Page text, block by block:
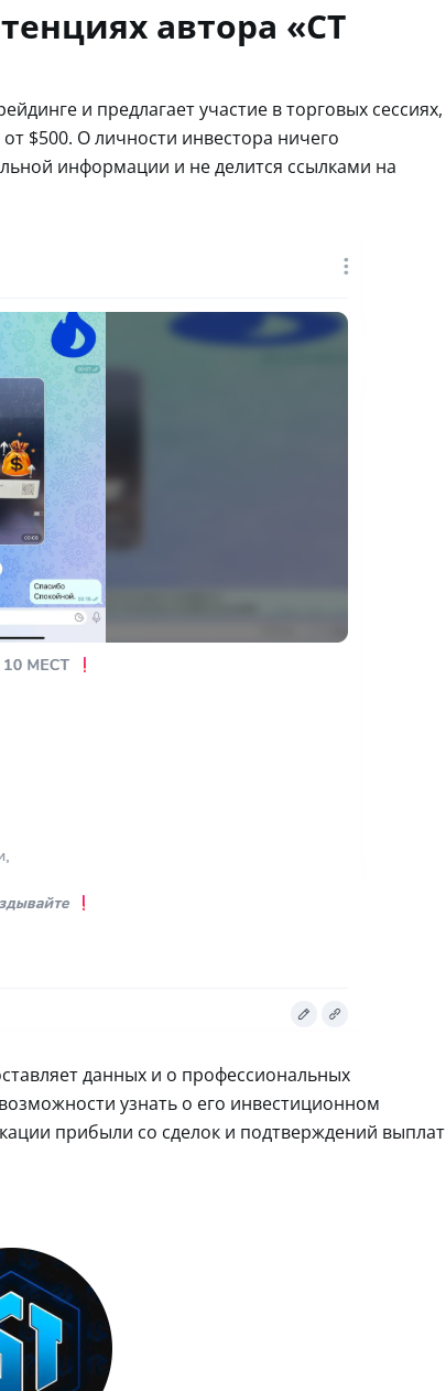
автора «СТ
и предлагает участие в торговых сессиях,
$500. О личности инвестора ничего
информации и не делится ссылками на
данных и о профессиональных
узнать о его инвестиционном
прибыли со сделок и подтверждений выплат